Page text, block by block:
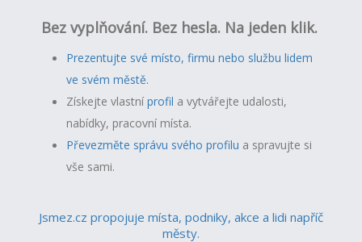
Bez vyplňování. Bez hesla. Na jeden klik.
Prezentujte své místo, firmu nebo službu lidem
ve svém městě.
Získejte vlastníprofil a vytvářejte udalosti,
nabídky, pracovní místa.
Převezměte správu svého profilu a spravujte si
vše sami.
Jsmez.cz propojuje místa, podniky, akce a lidi napříč
městy.